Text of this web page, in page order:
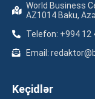
World Business
AZ1014 Baku,
Telefon: +994 12
Email:
Keçidlər